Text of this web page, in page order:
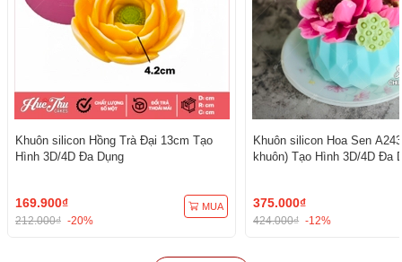
Khuôn silicon Hồng Trà Đại 13cm Tạo
Hình 3D/4D Đa Dụng
169.900₫
212.000₫ -20%
MUA
Khuôn silicon Hoa Sen
khuôn) Tạo Hình 3D/4D Đa
375.000₫
424.000₫ -12%